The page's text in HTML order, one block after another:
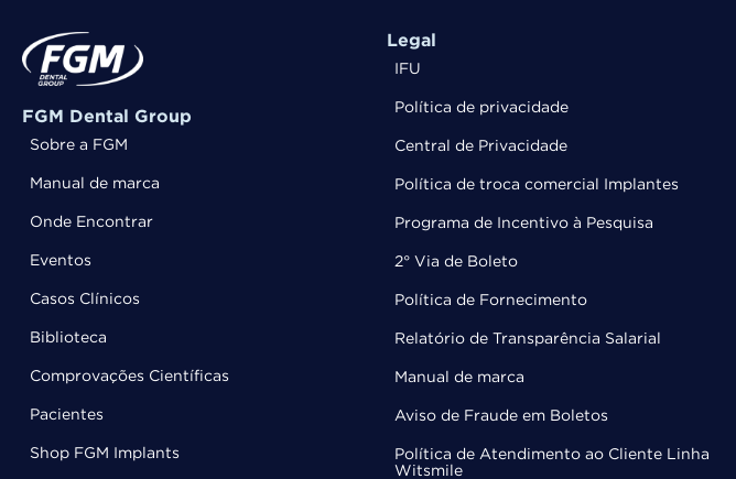
FGM Dental Group
Sobre a FGM
Manual de marca
Onde Encontrar
Eventos
Casos Clínicos
Biblioteca
Comprovações Científicas
Pacientes
Shop FGM Implants
Legal
IFU
Política de privacidade
Central de Privacidade
Política de troca comercial Implantes
Programa de Incentivo à Pesquisa
2° Via de Boleto
Política de Fornecimento
Relatório de Transparência Salarial
Manual de marca
Aviso de Fraude em Boletos
Política de Atendimento ao Cliente Linha
Witsmile